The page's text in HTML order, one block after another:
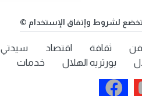
لشروط وإتفاق الإستخدام ©
فن ثقافة اقتصاد سيدتي
بورتريه الهلال خدمات